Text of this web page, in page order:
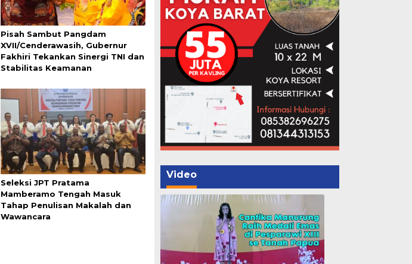
Pisah Sambut Pangdam
XVII/Cenderawasih, Gubernur
Fakhiri Tekankan Sinergi TNI dan
Stabilitas Keamanan
Seleksi JPT Pratama
Mamberamo Tengah Masuk
Tahap Penulisan Makalah dan
Wawancara
Video